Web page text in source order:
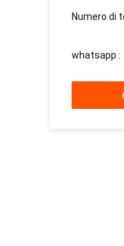
Numero di
whatsapp :